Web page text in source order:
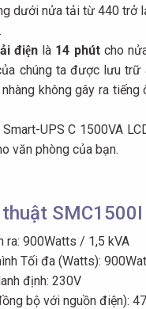
dưới nửa tải từ 440 trở
điệnlà 14 phútcho
chúng ta được lưu
không gây ra
UPS C 1500VA
văn phòng của bạn.
ra: 900Watts / 1,5 kVA
Tối đa (Watts):
định: 230V
bộ với nguồn điện):